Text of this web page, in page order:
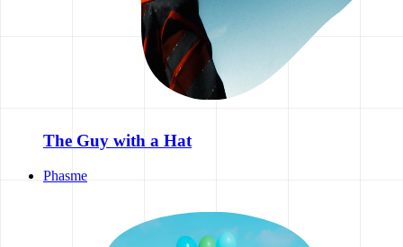
The Guy with a Hat
Phasme